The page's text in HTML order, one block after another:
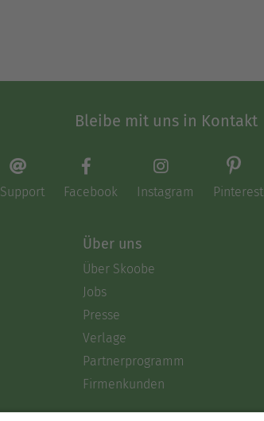
Bleibe mit uns in Kontakt
Support Facebook Instagram Pinterest
Über uns
Über Skoobe
Jobs
Presse
Verlage
Partnerprogramm
Firmenkunden